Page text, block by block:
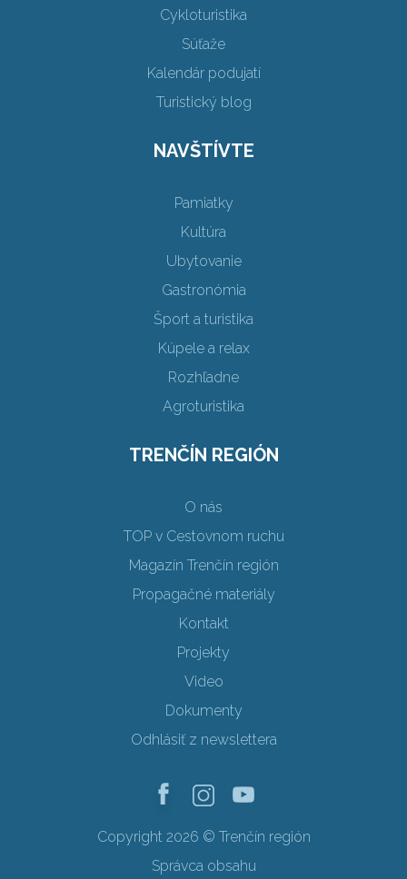
Cykloturistika
Súťaže
Kalendár podujatí
Turistický blog
NAVŠTÍVTE
Pamiatky
Kultúra
Ubytovanie
Gastronómia
Šport a turistika
Kúpele a relax
Rozhľadne
Agroturistika
TRENČÍN REGIÓN
O nás
TOP v Cestovnom ruchu
Magazín Trenčín región
Propagačné materiály
Kontakt
Projekty
Video
Dokumenty
Odhlásiť z newslettera
Copyright 2026 © Trenčín región
Správca obsahu